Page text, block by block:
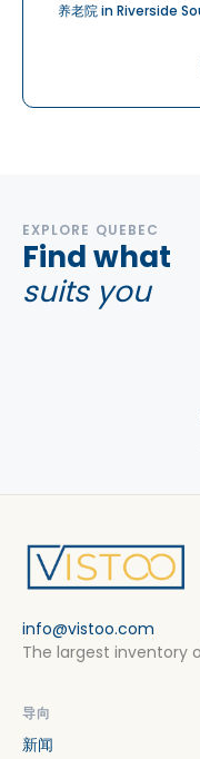
养老院 in Riverside
EXPLORE QUEBEC
Find what
suits you
info@vistoo.com
The largest inventory
导向
新闻